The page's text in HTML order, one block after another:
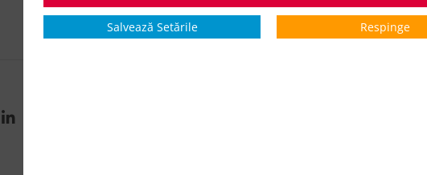
Salvează Setările Respinge